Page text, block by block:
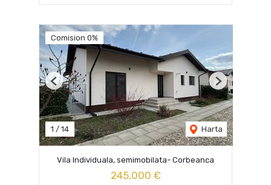
Comision 0%
1 / 14 Harta
Previous Next
Vila Individuala, semimobilata- Corbeanca
245,000 €